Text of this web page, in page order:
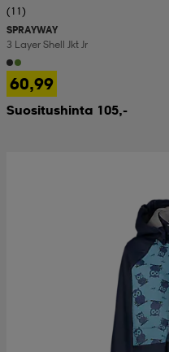
(11)
SPRAYWAY
3 Layer Shell Jkt Jr
60,99
Suositushinta 105,-